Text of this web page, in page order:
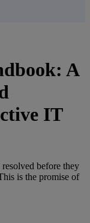
A
IT
before they
is the promise of